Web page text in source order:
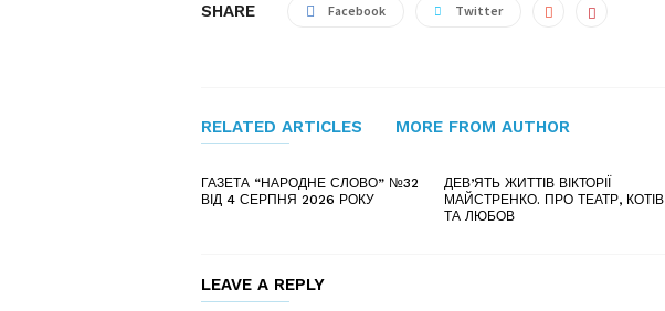
SHARE Facebook Twitter
RELATED ARTICLES MORE FROM AUTHOR
ГАЗЕТА “НАРОДНЕ СЛОВО” №32
ВІД 4 СЕРПНЯ 2026 РОКУ
ДЕВ’ЯТЬ ЖИТТІВ ВІКТОРІЇ
МАЙСТРЕНКО. ПРО ТЕАТР, КОТІВ
ТА ЛЮБОВ
LEAVE A REPLY